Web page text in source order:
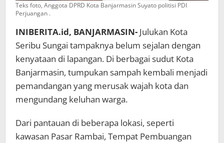
Teks foto, Anggota DPRD Kota Banjarmasin Suyato politisi PDI
Perjuangan .
INIBERITA.id, BANJARMASIN- Julukan Kota
Seribu Sungai tampaknya belum sejalan dengan
kenyataan di lapangan. Di berbagai sudut Kota
Banjarmasin, tumpukan sampah kembali menjadi
pemandangan yang merusak wajah kota dan
mengundang keluhan warga.
Dari pantauan di beberapa lokasi, seperti
kawasan Pasar Rambai, Tempat Pembuangan